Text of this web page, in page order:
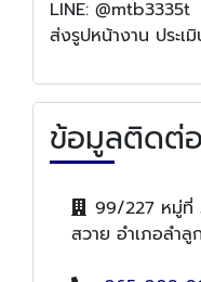
LINE: @mtb3335t
ส่งรูปหน้างาน ประเ
ข้อมูลติดต่อ
99/227 หมู่ที่
สวาย อำเภอลำลู